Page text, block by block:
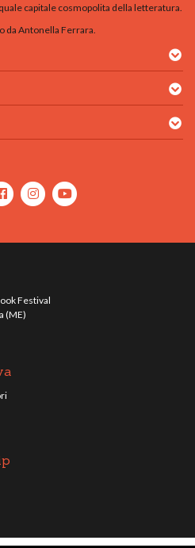
capitale cosmopolita della letteratura.
da Antonella Ferrara.
Festival
(ME)